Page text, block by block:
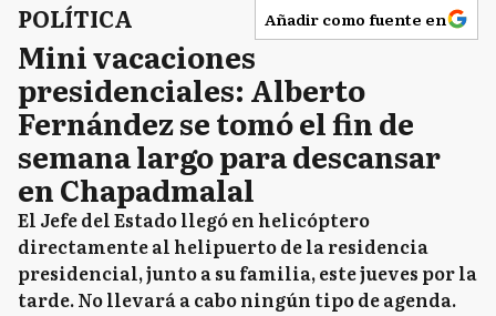
POLÍTICA Añadir como fuente en
Mini vacaciones
presidenciales: Alberto
Fernández se tomó el fin de
semana largo para descansar
en Chapadmalal
El Jefe del Estado llegó en helicóptero
directamente al helipuerto de la residencia
presidencial, junto a su familia, este jueves por la
tarde. No llevará a cabo ningún tipo de agenda.